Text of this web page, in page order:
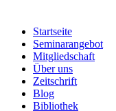
Startseite
Seminarangebot
Mitgliedschaft
Über uns
Zeitschrift
Blog
Bibliothek